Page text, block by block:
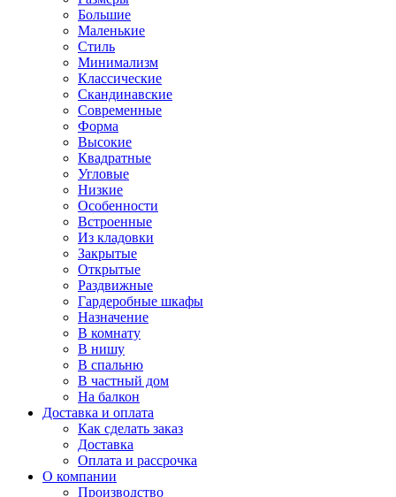
Большие
Маленькие
Стиль
Минимализм
Классические
Скандинавские
Современные
Форма
Высокие
Квадратные
Угловые
Низкие
Особенности
Встроенные
Из кладовки
Закрытые
Открытые
Раздвижные
Гардеробные шкафы
Назначение
В комнату
В нишу
В спальню
В частный дом
На балкон
Доставка и оплата
Как сделать заказ
Доставка
Оплата и рассрочка
О компании
Производство